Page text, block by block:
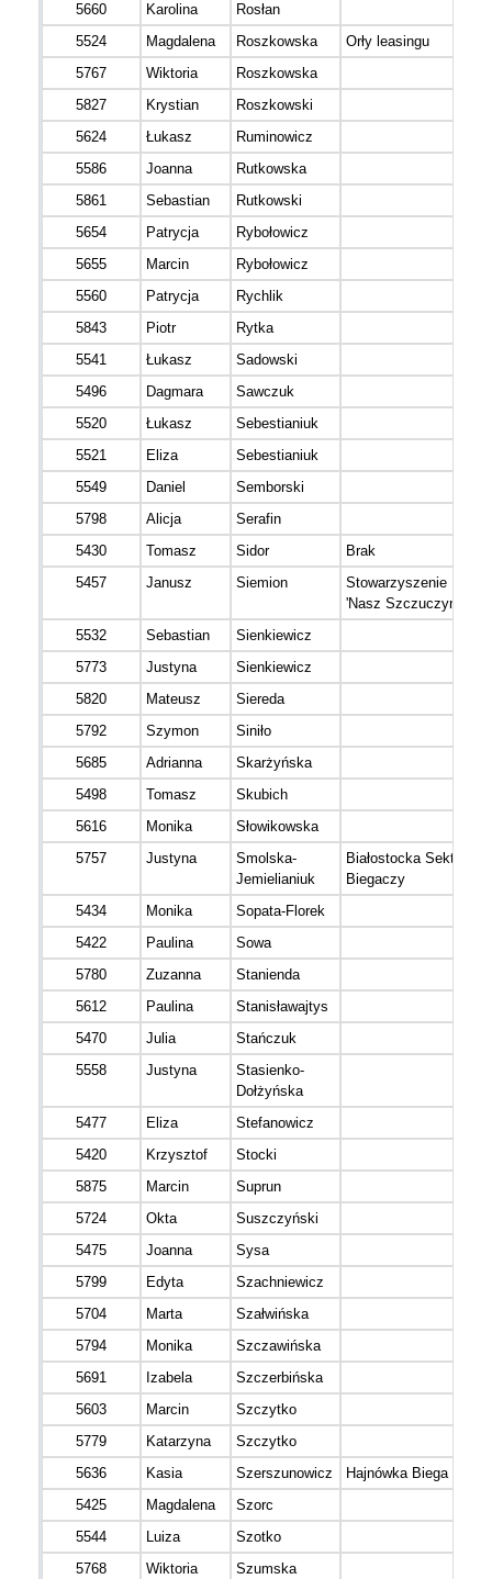
5660
Karolina
Rosłan
5524
Magdalena Roszkowska
Orły leasingu
5767
Wiktoria
Roszkowska
5827
Krystian
Roszkowski
5624
Łukasz
Ruminowicz
5586
Joanna
Rutkowska
5861
Sebastian
Rutkowski
5654
Patrycja
Rybołowicz
5655
Marcin
Rybołowicz
5560
Patrycja
Rychlik
5843
Piotr
Rytka
5541
Łukasz
Sadowski
5496
Dagmara
Sawczuk
5520
Łukasz Sebestianiuk
5521
Eliza Sebestianiuk
5549
Daniel
Semborski
5798
Alicja
Serafin
5430
Tomasz Sidor
Brak
5457
Janusz Siemion
Stowarzyszenie
'Nasz Szczuczyn'
5532
Sebastian
Sienkiewicz
5773
Justyna
Sienkiewicz
5820
Mateusz
Siereda
5792
Szymon
Siniło
5685
Adrianna
Skarżyńska
5498
Tomasz
Skubich
5616
Monika
Słowikowska
5757
Justyna
Smolska-
Jemielianiuk
Białostocka Sekta
Biegaczy
5434
Monika
Sopata-Florek
5422
Paulina
Sowa
5780
Zuzanna
Stanienda
5612
Paulina
Stanisławajtys
5470
Julia
Stańczuk
5558
Justyna
Stasienko-
Dołżyńska
5477 Eliza
Stefanowicz
5420
Krzysztof
Stocki
5875
Marcin
Suprun
5724
Okta
Suszczyński
5475
Joanna
Sysa
5799
Edyta
Szachniewicz
5704
Marta
Szałwińska
5794
Monika
Szczawińska
5691
Izabela Szczerbińska
5603
Marcin
Szczytko
5779
Katarzyna
Szczytko
5636
Kasia Szerszunowicz
Hajnówka Biega
5425
Magdalena
Szorc
5544
Luiza
Szotko
5768
Wiktoria
Szumska